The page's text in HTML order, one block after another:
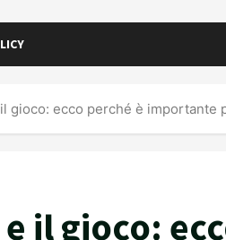
gioco: ecco perché è importante
il gioco: